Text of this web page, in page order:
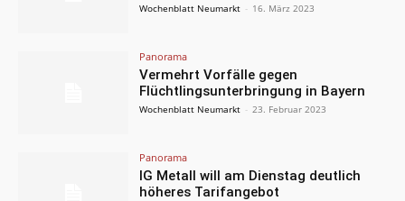
Wochenblatt Neumarkt - 16. März 2023
Panorama
Vermehrt Vorfälle gegen
Flüchtlingsunterbringung in Bayern
Wochenblatt Neumarkt - 23. Februar 2023
Panorama
IG Metall will am Dienstag deutlich
höheres Tarifangebot